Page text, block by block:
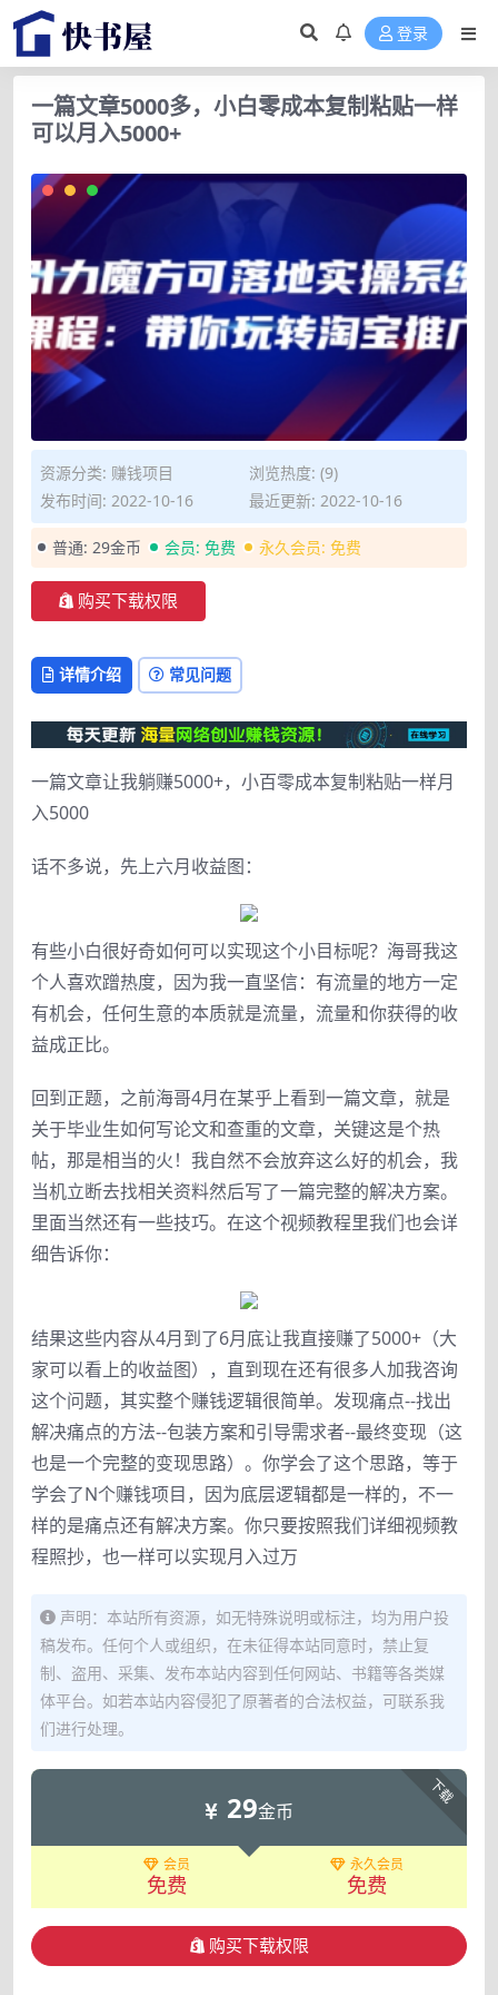
登录
一篇文章5000多，小白零成本复制粘贴一样
可以月入5000+
资源分类: 赚钱项目
浏览热度: (9)
发布时间: 2022-10-16
最近更新: 2022-10-16
普通: 29金币 会员: 免费 永久会员: 免费
购买下载权限
详情介绍 常见问题
一篇文章让我躺赚5000+，小百零成本复制粘贴一样月
入5000
话不多说，先上六月收益图：
有些小白很好奇如何可以实现这个小目标呢？海哥我这
个人喜欢蹭热度，因为我一直坚信：有流量的地方一定
有机会，任何生意的本质就是流量，流量和你获得的收
益成正比。
回到正题，之前海哥4月在某乎上看到一篇文章，就是
关于毕业生如何写论文和查重的文章，关键这是个热
帖，那是相当的火！我自然不会放弃这么好的机会，我
当机立断去找相关资料然后写了一篇完整的解决方案。
里面当然还有一些技巧。在这个视频教程里我们也会详
细告诉你：
结果这些内容从4月到了6月底让我直接赚了5000+（大
家可以看上的收益图），直到现在还有很多人加我咨询
这个问题，其实整个赚钱逻辑很简单。发现痛点--找出
解决痛点的方法--包装方案和引导需求者--最终变现（这
也是一个完整的变现思路）。你学会了这个思路，等于
学会了N个赚钱项目，因为底层逻辑都是一样的，不一
样的是痛点还有解决方案。你只要按照我们详细视频教
程照抄，也一样可以实现月入过万
声明：本站所有资源，如无特殊说明或标注，均为用户投
稿发布。任何个人或组织，在未征得本站同意时，禁止复
制、盗用、采集、发布本站内容到任何网站、书籍等各类媒
体平台。如若本站内容侵犯了原著者的合法权益，可联系我
们进行处理。
下载
29金币
会员
免费
永久会员
免费
购买下载权限